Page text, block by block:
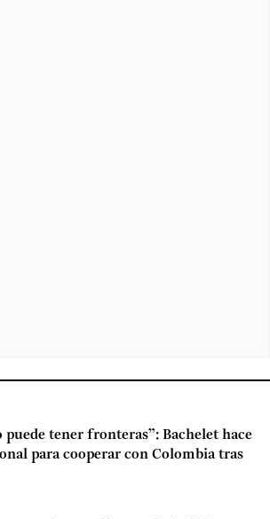
puede tener fronteras”: Bachelet hace
para cooperar con Colombia tras